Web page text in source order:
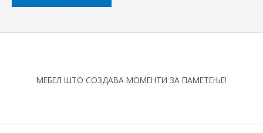
the
МЕБЕЛ ШТО СОЗДАВА МОМЕНТИ ЗА ПАМЕТЕЊЕ!